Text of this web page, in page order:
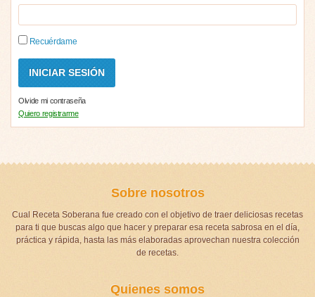
Recuérdame
Olvide mi contraseña
Quiero registrarme
Sobre nosotros
Cual Receta Soberana fue creado con el objetivo de traer deliciosas recetas
para ti que buscas algo que hacer y preparar esa receta sabrosa en el día,
práctica y rápida, hasta las más elaboradas aprovechan nuestra colección
de recetas.
Quienes somos